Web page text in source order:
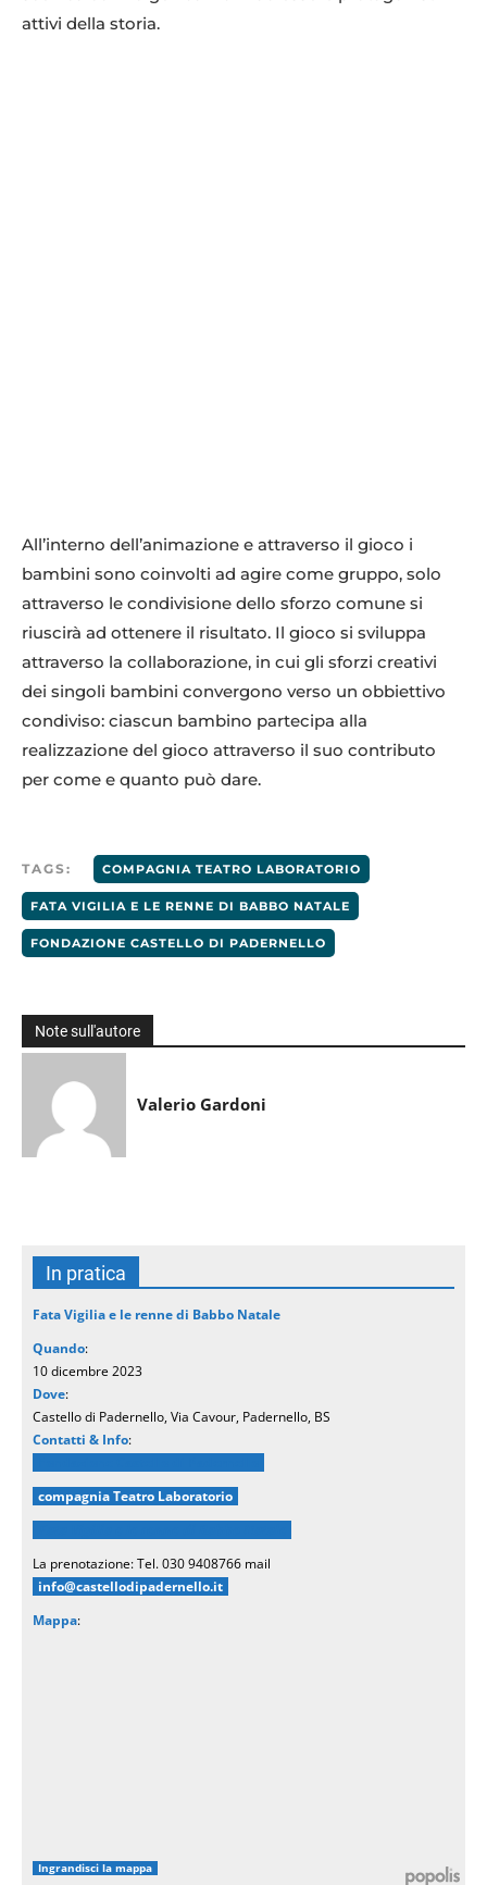
attivi della storia.
All’interno dell’animazione e attraverso il gioco i
bambini sono coinvolti ad agire come gruppo, solo
attraverso le condivisione dello sforzo comune si
riuscirà ad ottenere il risultato. Il gioco si sviluppa
attraverso la collaborazione, in cui gli sforzi creativi
dei singoli bambini convergono verso un obbiettivo
condiviso: ciascun bambino partecipa alla
realizzazione del gioco attraverso il suo contributo
per come e quanto può dare.
TAGS: COMPAGNIA TEATRO LABORATORIO
FATA VIGILIA E LE RENNE DI BABBO NATALE
FONDAZIONE CASTELLO DI PADERNELLO
Note sull'autore
Valerio Gardoni
In pratica
Fata Vigilia e le renne di Babbo Natale
Quando:
10 dicembre 2023
Dove:
Castello di Padernello, Via Cavour, Padernello, BS
Contatti & Info:
compagnia Teatro Laboratorio
La prenotazione: Tel. 030 9408766 mail
info@castellodipadernello.it
Mappa:
Ingrandisci la mappa